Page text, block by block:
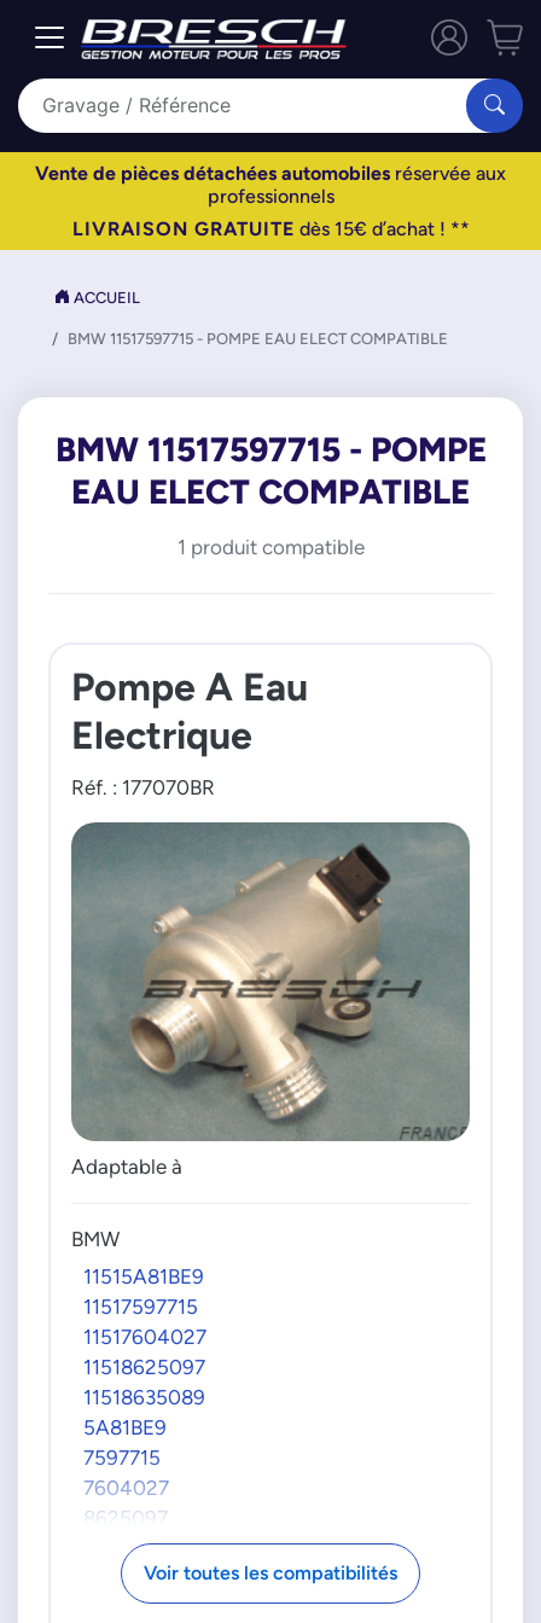
Vente de pièces détachées automobiles réservée aux
professionnels
LIVRAISON GRATUITE dès 15€ d’achat ! **
ACCUEIL
BMW 11517597715 - POMPE EAU ELECT COMPATIBLE
BMW 11517597715 - POMPE
EAU ELECT COMPATIBLE
1 produit compatible
Pompe A Eau
Electrique
Réf. : 177070BR
Adaptable à
BMW
11515A81BE9
11517597715
11517604027
11518625097
11518635089
5A81BE9
7597715
7604027
8625097
8635089
Voir toutes les compatibilités